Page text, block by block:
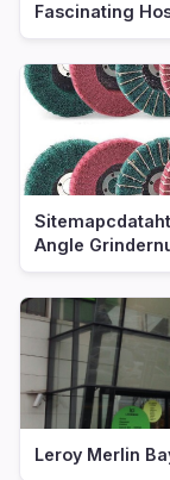
Fascinating
Angle
Leroy Merlin